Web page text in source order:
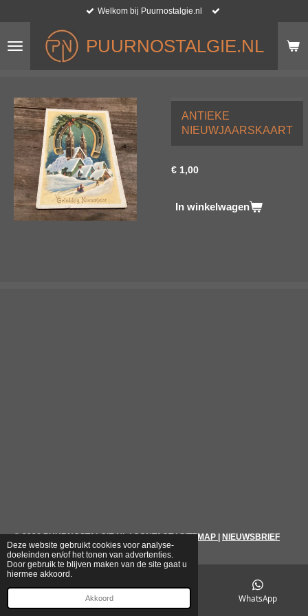
Deze website gebruikt cookies voor analyse-
doeleinden en/of het tonen van advertenties.
Door gebruik te blijven maken van de site gaat u
hiermee akkoord.
Akkoord
naar
hoofdinhoud
PUURNOSTALGIE.NL
Welkom bij Puurnostalgie.nl
ANTIEKE
NIEUWJAARSKAART
€ 1,00
In winkelwagen
© 2026 PUURNOSTALGIE.NL|CONTACT|SITEMAP NIEUWSBRIEF
WhatsApp